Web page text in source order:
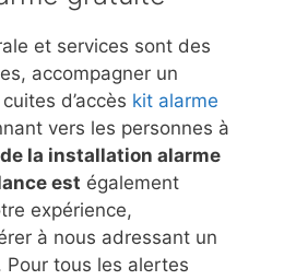
et services sont des
accompagner un
d’accès kit alarme
vers les personnes à
de la installation alarme
est également
expérience,
à nous adressant un
tous les alertes